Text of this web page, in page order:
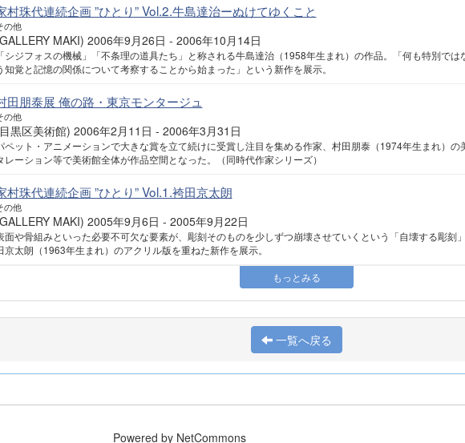
村珠代連続企画 ”ひとり” Vol.2.牛島達治ーぬけてゆくこと
の他
MAKI) 2006年9月26日 - 2006年10月14日
シジフォスの機械」「不条理の道具たち」と称される牛島達治（1958年生まれ）の作品。「何も特別では
知覚と記憶の関係について考察することから始まった」という新作を展示。
田朋泰展 俺の路・東京モンタージュ
の他
黒区美術館) 2006年2月11日 - 2006年3月31日
ペット・アニメーションで大きな賞を立て続けに受賞し注目を集める作家、村田朋泰（1974年生まれ）の
レーション等で美術館全体が作品空間となった。（同時代作家シリーズ）
村珠代連続企画 ”ひとり” Vol.1.袴田京太朗
の他
MAKI) 2005年9月6日 - 2005年9月22日
面や骨組みといった必要不可欠な要素が、彫刻そのものを少しずつ崩壊させていくという「自壊する彫刻
京太朗（1963年生まれ）のアクリル版を重ねた新作を展示。
もっとみる
一覧へ戻る
Powered by NetCommons